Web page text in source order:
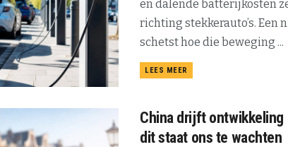
en dalende batterijkosten
richting stekkerauto’s. Een
schetst hoe die beweging ...
LEES MEER
China drijft ontwikkeling
dit staat ons te wachten